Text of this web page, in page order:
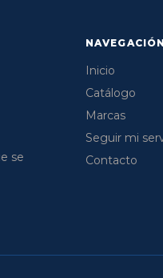
se
NAVEGACIÓN
Inicio
Catálogo
Marcas
Seguir mi
Contacto